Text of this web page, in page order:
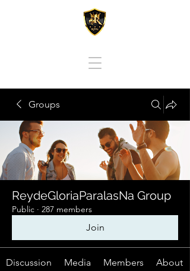
Groups
ReydeGloriaParalasNa Group
Public · 287 members
Join
Discussion Media Members About